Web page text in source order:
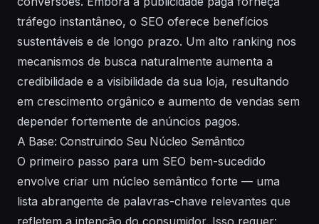
tráfego instantâneo, o SEO oferece benefícios
sustentáveis e de longo prazo. Um alto ranking nos
mecanismos de busca naturalmente aumenta a
credibilidade e a visibilidade da sua loja, resultando
em crescimento orgânico e aumento de vendas sem
depender fortemente de anúncios pagos.
A Base: Construindo Seu Núcleo Semântico
O primeiro passo para um SEO bem-sucedido
envolve criar um núcleo semântico forte — uma
lista abrangente de palavras-chave relevantes que
refletem a intenção do consumidor. Isso requer: